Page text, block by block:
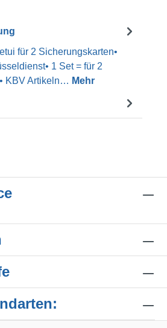
für 2 Sicherungskarten•
1 Set = für 2
KBV Artikeln… Mehr